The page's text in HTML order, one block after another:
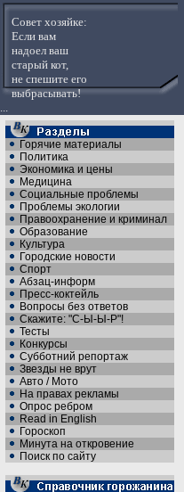
Совет хозяйке:
Если вам
надоел ваш
старый кот,
не спешите его
выбрасывать!
...
Горячие материалы
Политика
Экономика и цены
Медицина
Социальные проблемы
Проблемы экологии
Правоохранение и криминал
Образование
Культура
Городские новости
Спорт
Абзац-информ
Пресс-коктейль
Вопросы без ответов
Скажите: "С-Ы-Ы-Р"!
Тесты
Конкурсы
Субботний репортаж
Звезды не врут
Авто / Мото
На правах рекламы
Опрос ребром
Read in English
Гороскоп
Минута на откровение
Поиск по сайту